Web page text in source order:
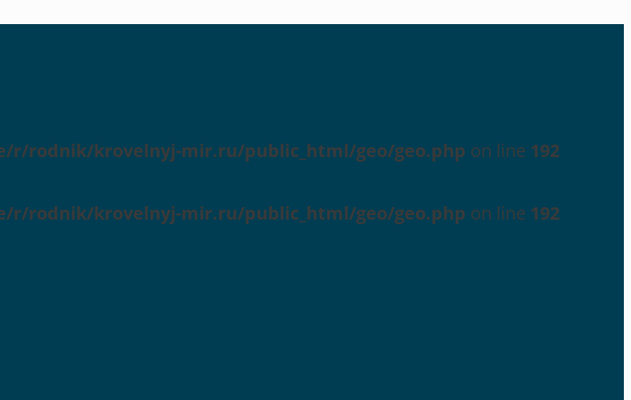
r/rodnik/krovelnyj-mir.ru/public_html/geo/geo.php on line 192
r/rodnik/krovelnyj-mir.ru/public_html/geo/geo.php on line 192